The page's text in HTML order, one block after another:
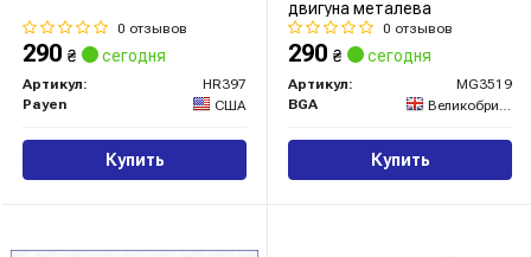
0 отзывов
290 ₴ сегодня
Артикул:
HR397
Payen
США
Купить
двигуна металева
0 отзывов
290 ₴ сегодня
Артикул:
MG3519
BGA
Великобритания
Купить